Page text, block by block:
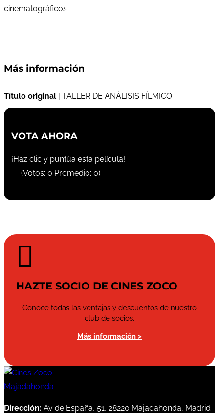
cinematográficos
Más información
Título original | TALLER DE ANÁLISIS FÍLMICO
VOTA AHORA
¡Haz clic y puntúa esta película!
(Votos: 0 Promedio: 0)

HAZTE SOCIO DE CINES ZOCO
Conoce todas las ventajas y descuentos de nuestro
club de socios.
Más información >
Dirección: Av de España, 51, 28220 Majadahonda, Madrid